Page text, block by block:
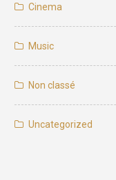
Cinema
Music
Non classé
Uncategorized